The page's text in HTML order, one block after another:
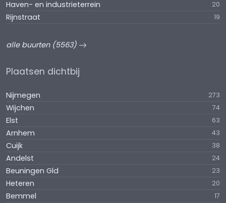
Haven- en industrieterrein 20
Rijnstraat 19
alle buurten (5563)
Plaatsen dichtbij
Nijmegen 273
Wijchen 74
Elst 63
Arnhem 43
Cuijk 38
Andelst 24
Beuningen Gld 23
Heteren 20
Bemmel 17